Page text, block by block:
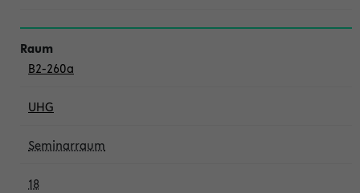
B2-260a
UHG
Seminarraum
18